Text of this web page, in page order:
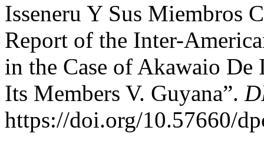
Isseneru Y Sus Miembros
Report of the Inter-
in the Case of Akawaio
Its Members V. Guyana”.
https://doi.org/10.57660/